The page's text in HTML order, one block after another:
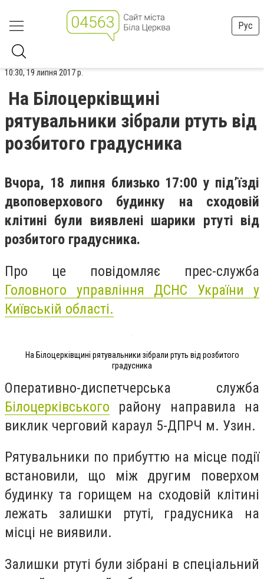
Рус
10:30, 19 липня 2017 р.
На Білоцерківщині
рятувальники зібрали ртуть від
розбитого градусника
Вчора, 18 липня близько 17:00 у під’їзді
двоповерхового будинку на сходовій
клітині були виявлені шарики ртуті від
розбитого градусника.
Про це повідомляє прес-служба
Головного управління ДСНС України у
Київській області.
На Білоцерківщині рятувальники зібрали ртуть від розбитого
градусника
Оперативно-диспетчерська служба
Білоцерківського району направила на
виклик черговий караул 5-ДПРЧ м. Узин.
Рятувальники по прибуттю на місце події
встановили, що між другим поверхом
будинку та горищем на сходовій клітині
лежать залишки ртуті, градусника на
місці не виявили.
Залишки ртуті були зібрані в спеціальний